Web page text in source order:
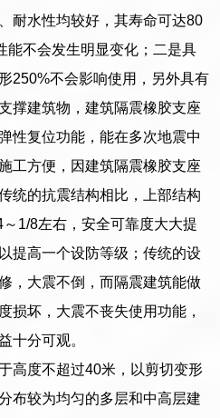
耐水性均较好，其寿命可达80
能不会发生明显变化；二是具
250%不会影响使用，另外具有
撑建筑物，建筑隔震橡胶支座
性复位功能，能在多次地震中
工方便，因建筑隔震橡胶支座
统的抗震结构相比，上部结构
1/8左右，安全可靠度大大提
提高一个设防等级；传统的设
，大震不倒，而隔震建筑能做
损坏，大震不丧失使用功能，
十分可观。
高度不超过40米，以剪切变形
布较为均匀的多层和中高层建